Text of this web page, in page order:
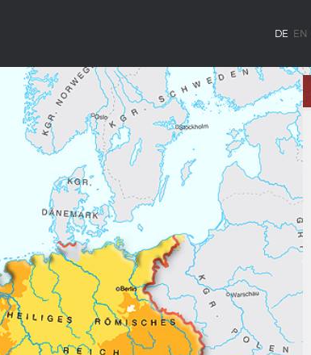
DE EN
DER RHEIN VON BASEL BIS KOBLENZ
Ganz neue Vorstellung des Rheinstroms
1794
Details der historischen Rheinkarte
Deutsch-französische Geschichte am
Rhein